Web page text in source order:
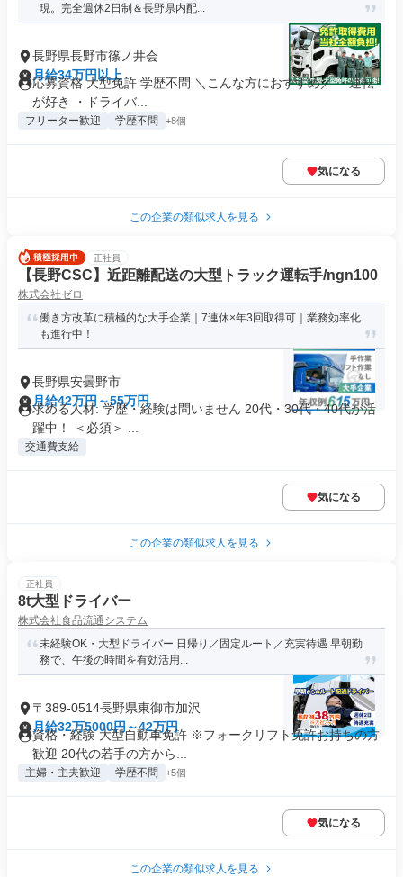
現。完全週休2日制＆長野県内配...
長野県長野市篠ノ井会
月給34万円以上
応募資格 大型免許 学歴不問 ＼こんな方におすすめ／ ・運転
が好き ・ドライバ...
フリーター歓迎 学歴不問 +8個
気になる
この企業の類似求人を見る
正社員
【長野CSC】近距離配送の大型トラック運転手/ngn100
株式会社ゼロ
働き方改革に積極的な大手企業｜7連休×年3回取得可｜業務効率化
も進行中！
長野県安曇野市
月給42万円～55万円
求める人材: 学歴・経験は問いません 20代・30代・40代が活
躍中！ ＜必須＞ ...
交通費支給
気になる
この企業の類似求人を見る
正社員
8t大型ドライバー
株式会社食品流通システム
未経験OK・大型ドライバー 日帰り／固定ルート／充実待遇 早朝勤
務で、午後の時間を有効活用...
〒389-0514長野県東御市加沢
月給32万5000円～42万円
資格・経験 大型自動車免許 ※フォークリフト免許お持ちの方
歓迎 20代の若手の方から...
主婦・主夫歓迎 学歴不問 +5個
気になる
この企業の類似求人を見る